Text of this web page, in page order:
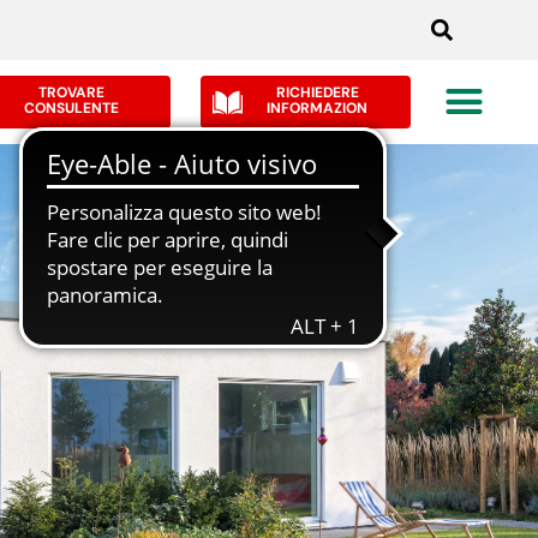
TROVARE
CONSULENTE
RICHIEDERE
INFORMAZION